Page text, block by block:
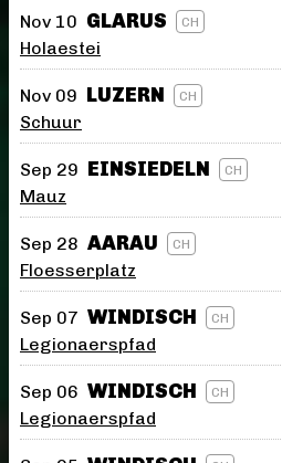
Nov 10 CH
GLARUS
Holaestei
Nov 09 CH
LUZERN
Schuur
Sep 29 CH
EINSIEDELN
Mauz
Sep 28 CH
AARAU
Floesserplatz
Sep 07 CH
WINDISCH
Legionaerspfad
Sep 06 CH
WINDISCH
Legionaerspfad